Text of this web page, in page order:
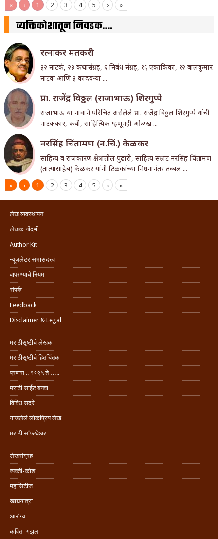
« ‹ 1 2 3 4 5 › »
व्यक्तिकोशातून निवडक….
रत्नाकर मतकरी
३२ नाटकं, २३ कथासंग्रह, ६ निबंध संग्रह, १६ एकांकिका, १२ बालकुमार
नाटकं आणि ३ कादंबर्‍या ...
प्रा. राजेंद्र विठ्ठल (राजाभाऊ) शिरगुप्पे
राजाभाऊ या नावाने परिचित असेलेले प्रा. राजेंद्र विठ्ठल शिरगुप्पे यांची
नाटककार, कवी, साहित्यिक म्हणूनही ओळख ...
नरसिंह चिंतामण (न.चिं.) केळकर
साहित्य व राजकारण क्षेत्रातील पुढारी, साहित्य सम्राट नरसिंह चिंतामण
(तात्यासाहेब) केळकर यांनी टिळकांच्या निधनानंतर तब्बल ...
« ‹ 1 2 3 4 5 › »
लेख व्यवस्थापन
लेखक नोंदणी
Author Kit
न्यूजलेटर सभासदत्त्व
वापरण्याचे नियम
संपर्क
Feedback
Disclaimer & Legal
मराठीसृष्टीचे लेखक
मराठीसृष्टीचे हितचिंतक
प्रवास .. १९९५ ते …..
मराठी साईट बनवा
विविध सदरे
गाजलेले लोकप्रिय लेख
मराठी सॉफ्टवेअर
लेखसंग्रह
व्यक्ती-कोश
महासिटीज
खाद्ययात्रा
आरोग्य
कविता-गझल